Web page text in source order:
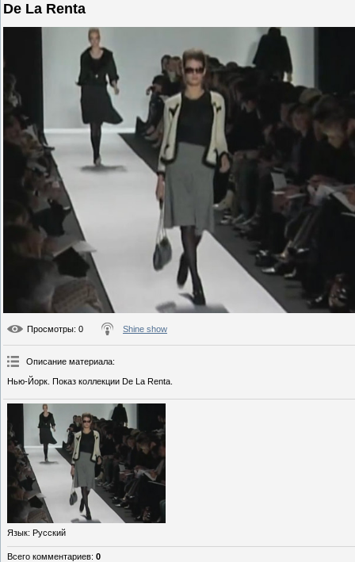
De La Renta
Просмотры: 0 Shine show
Описание материала:
Нью-Йорк. Показ коллекции De La Renta.
Язык: Русский
Всего комментариев: 0